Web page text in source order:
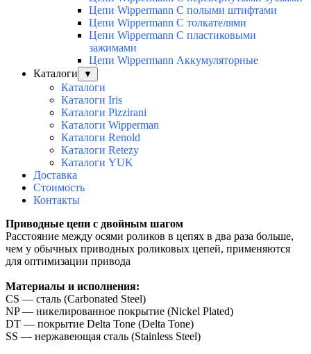
Цепи Wippermann С полыми штифтами
Цепи Wippermann С толкателями
Цепи Wippermann С пластиковыми
зажимами
Цепи Wippermann Аккумуляторные
Каталоги
▼
Каталоги
Каталоги Iris
Каталоги Pizzirani
Каталоги Wipperman
Каталоги Renold
Каталоги Retezy
Каталоги YUK
Доставка
Стоимость
Контакты
Приводные цепи с двойным шагом
Расстояние между осями роликов в цепях в два раза больше,
чем у обычных приводных роликовых цепей, применяются
для оптимизации привода
Материалы и исполнения:
CS — сталь (Carbonated Steel)
NP — никелированное покрытие (Nickel Plated)
DT — покрытие Delta Tone (Delta Tone)
SS — нержавеющая сталь (Stainless Steel)